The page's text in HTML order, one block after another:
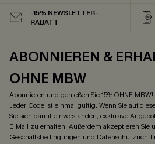
-15% NEWSLETTER-
RABATT
ABONNIEREN &
OHNE MBW
Abonnieren und genießen Sie 15% OHNE
Jeder Code ist einmal gültig. Wenn Sie auf
Sie sich damit einverstanden, exklusive
E-Mail zu erhalten. Außerdem akzeptieren Sie
Geschäftsbedingungen und